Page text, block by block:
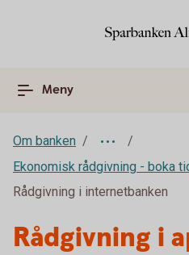
Meny
Om banken
Ekonomisk rådgivning - boka
Rådgivning i internetbanken
Rådgivning i